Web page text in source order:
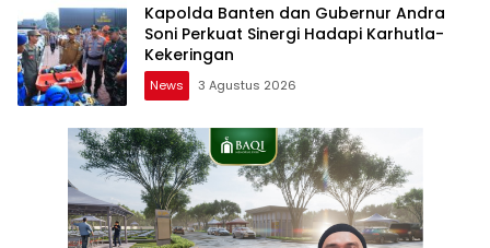
Kapolda Banten dan Gubernur Andra
Soni Perkuat Sinergi Hadapi Karhutla-
Kekeringan
News 3 Agustus 2026